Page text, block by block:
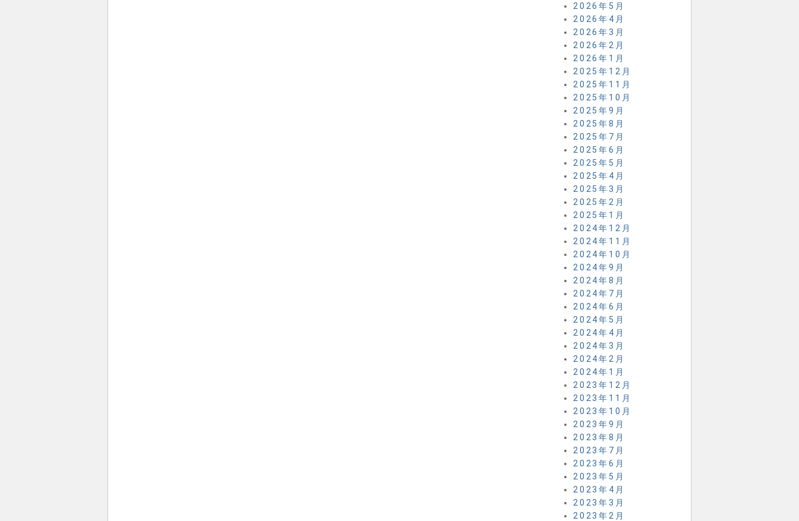
2026年5月
2026年4月
2026年3月
2026年2月
2026年1月
2025年12月
2025年11月
2025年10月
2025年9月
2025年8月
2025年7月
2025年6月
2025年5月
2025年4月
2025年3月
2025年2月
2025年1月
2024年12月
2024年11月
2024年10月
2024年9月
2024年8月
2024年7月
2024年6月
2024年5月
2024年4月
2024年3月
2024年2月
2024年1月
2023年12月
2023年11月
2023年10月
2023年9月
2023年8月
2023年7月
2023年6月
2023年5月
2023年4月
2023年3月
2023年2月